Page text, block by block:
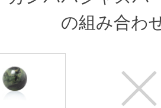
の組み合わ